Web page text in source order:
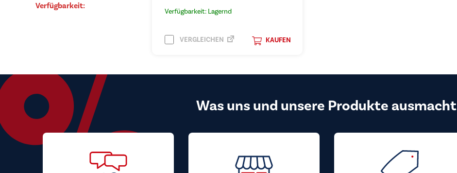
Verfügbarkeit:
Verfügbarkeit: Lagernd
KAUFEN
VERGLEICHEN
Was uns und unsere Produkte ausmacht